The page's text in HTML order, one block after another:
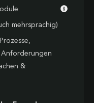
mehrsprachig)
&